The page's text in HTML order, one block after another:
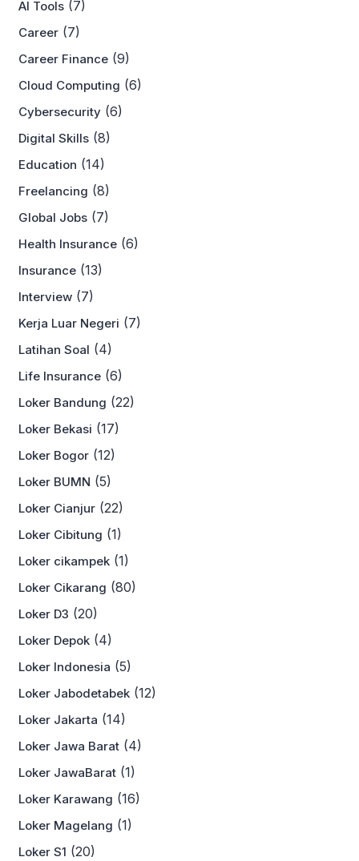
AI Tools (7)
Career (7)
Career Finance (9)
Cloud Computing (6)
Cybersecurity (6)
Digital Skills (8)
Education (14)
Freelancing (8)
Global Jobs (7)
Health Insurance (6)
Insurance (13)
Interview (7)
Kerja Luar Negeri (7)
Latihan Soal (4)
Life Insurance (6)
Loker Bandung (22)
Loker Bekasi (17)
Loker Bogor (12)
Loker BUMN (5)
Loker Cianjur (22)
Loker Cibitung (1)
Loker cikampek (1)
Loker Cikarang (80)
Loker D3 (20)
Loker Depok (4)
Loker Indonesia (5)
Loker Jabodetabek (12)
Loker Jakarta (14)
Loker Jawa Barat (4)
Loker JawaBarat (1)
Loker Karawang (16)
Loker Magelang (1)
Loker S1 (20)